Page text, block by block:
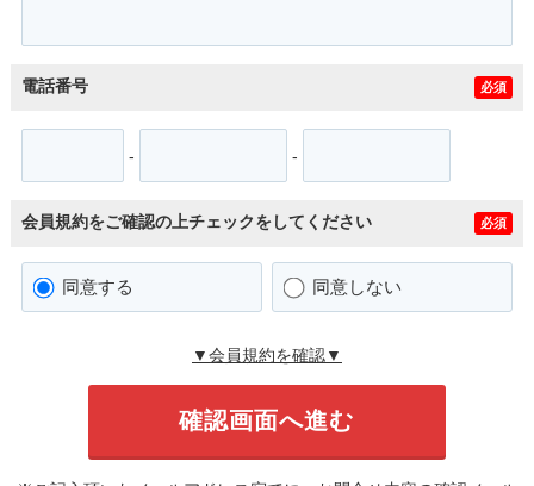
電話番号 必須
- -
会員規約をご確認の上チェックをしてください 必須
同意する 同意しない
▼会員規約を確認▼